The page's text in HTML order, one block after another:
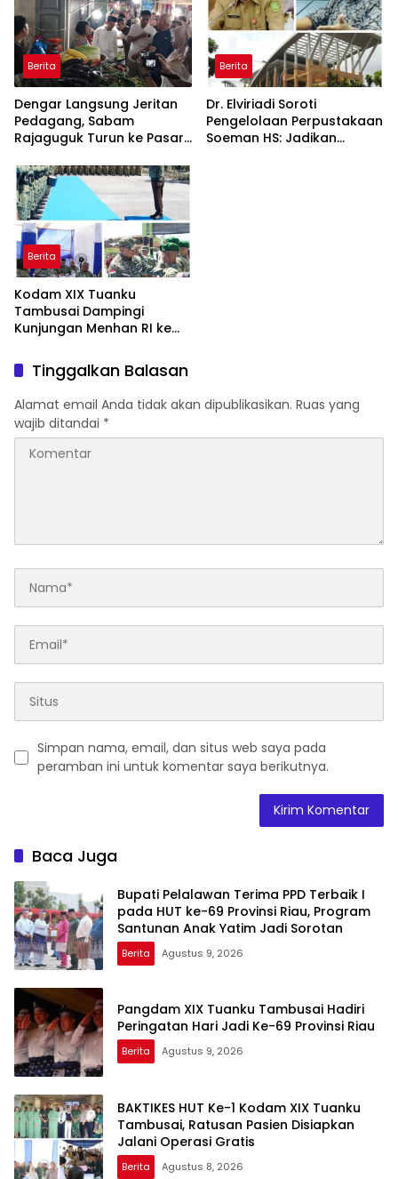
Berita
Dengar Langsung Jeritan
Pedagang, Sabam
Rajaguguk Turun ke Pasar
Berita
Dr. Elviriadi Soroti
Pengelolaan Perpustakaan
Soeman HS: Jadikan
Berita
Kodam XIX Tuanku
Tambusai Dampingi
Kunjungan Menhan RI ke
Perkuat Pembangunan
Satuan
Tinggalkan Balasan
Alamat email Anda tidak akan dipublikasikan. Ruas yang
wajib ditandai *
Simpan nama, email, dan situs web saya pada
peramban ini untuk komentar saya berikutnya.
Baca Juga
Bupati Pelalawan Terima PPD Terbaik I
pada HUT ke-69 Provinsi Riau, Program
Santunan Anak Yatim Jadi Sorotan
Berita Agustus 9, 2026
Pangdam XIX Tuanku Tambusai Hadiri
Peringatan Hari Jadi Ke-69 Provinsi Riau
Berita Agustus 9, 2026
BAKTIKES HUT Ke-1 Kodam XIX Tuanku
Tambusai, Ratusan Pasien Disiapkan
Jalani Operasi Gratis
Berita Agustus 8, 2026